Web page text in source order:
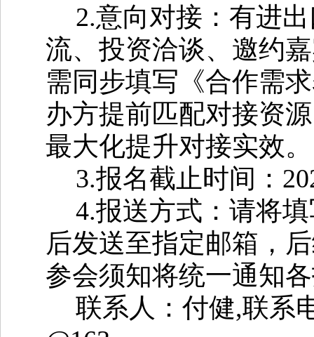
2.意向对接：有进
流、投资洽谈、邀约
需同步填写《合作需
办方提前匹配对接资
最大化提升对接实效。
3.报名截止时间：
4.报送方式：请将
后发送至指定邮箱，
参会须知将统一通知
联系人： 付健,联系